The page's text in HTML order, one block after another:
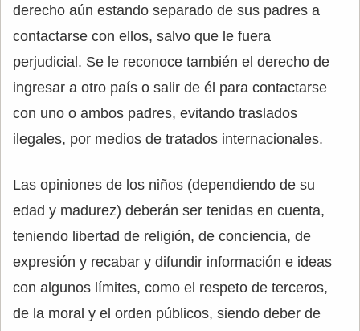
derecho aún estando separado de sus padres a
contactarse con ellos, salvo que le fuera
perjudicial. Se le reconoce también el derecho de
ingresar a otro país o salir de él para contactarse
con uno o ambos padres, evitando traslados
ilegales, por medios de tratados internacionales.
Las opiniones de los niños (dependiendo de su
edad y madurez) deberán ser tenidas en cuenta,
teniendo libertad de religión, de conciencia, de
expresión y recabar y difundir información e ideas
con algunos límites, como el respeto de terceros,
de la moral y el orden públicos, siendo deber de